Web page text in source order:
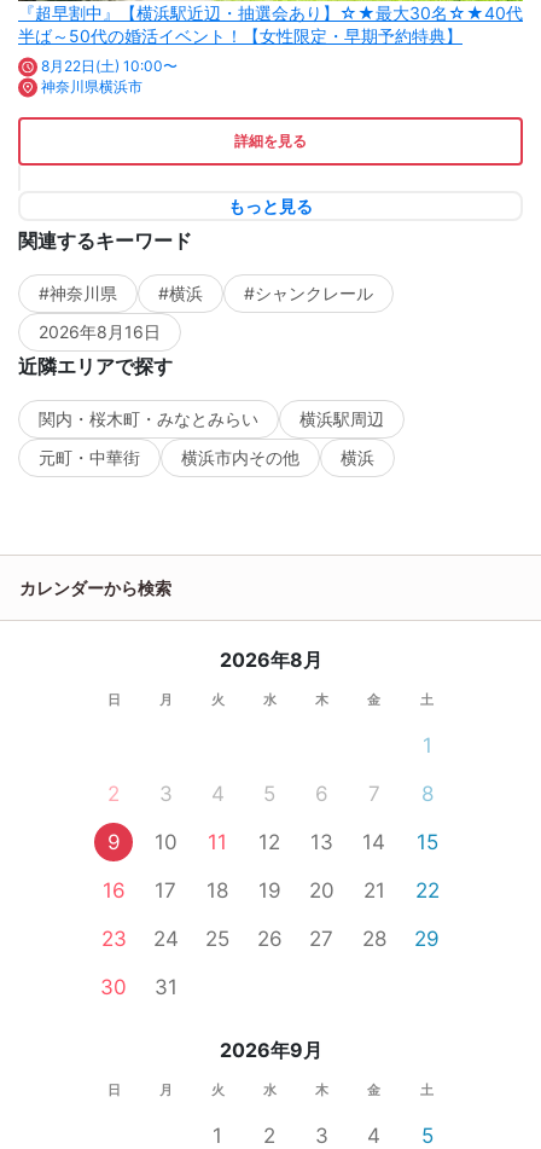
『超早割中』【横浜駅近辺・抽選会あり】☆★最大30名☆★40代
半ば～50代の婚活イベント！【女性限定・早期予約特典】
8月22日(土) 10:00〜
神奈川県横浜市
詳細を見る
もっと見る
関連するキーワード
#神奈川県 #横浜
#シャンクレール
2026年8月16日
近隣エリアで探す
関内・桜木町・みなとみらい
横浜駅周辺
元町・中華街
横浜市内その他 横浜
カレンダーから検索
2026年8月
日 月 火 水 木 金 土
1
2
3 4 5 6 7
8
9
10 11 12 13 14
15
16
17 18 19 20 21
22
23
24 25 26 27 28
29
30
31
2026年9月
日 月 火 水 木 金 土
1 2 3 4
5